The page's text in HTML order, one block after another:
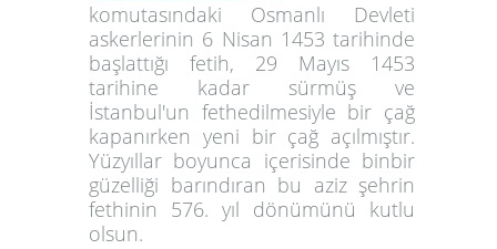
komutasındaki Osmanlı Devleti
askerlerinin 6 Nisan 1453 tarihinde
başlattığı fetih, 29 Mayıs 1453
tarihine kadar sürmüş ve
İstanbul'un fethedilmesiyle bir çağ
kapanırken yeni bir çağ açılmıştır.
Yüzyıllar boyunca içerisinde binbir
güzelliği barındıran bu aziz şehrin
fethinin 576. yıl dönümünü kutlu
olsun.